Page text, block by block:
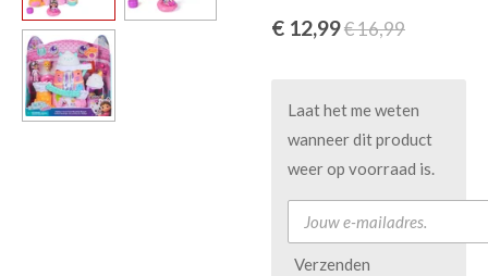
€ 12,99€ 16,99
Laat het me weten
wanneer dit product
weer op voorraad is.
Verzenden